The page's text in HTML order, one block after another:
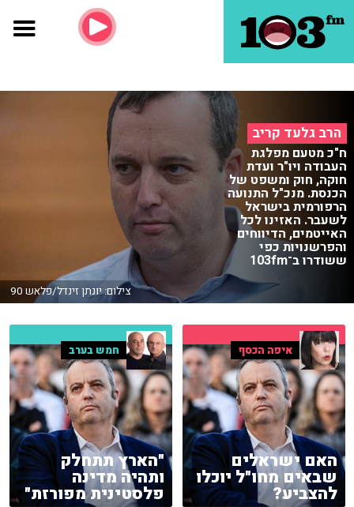
הרב גלעד קריב
ח"כ מטעם מפלגת
העבודה ויו"ר ועדת
חוקה, חוק ומשפט של
הכנסת. מנכ"ל התנועה
הרפורמית בישראל
לשעבר. האזינו לכל
האייטמים, הדיווחים
והפרשנויות כפי
ששודרו ב־103fm
צילום: יונתן זינדל/פלאש 90
איפה הכסף
האם ישראלים
שבאים מחו"ל יוכלו
להצביע?
חמש בערב
"הארץ תתחלק
ותהיה מדינה
פלסטינית מפורזת"